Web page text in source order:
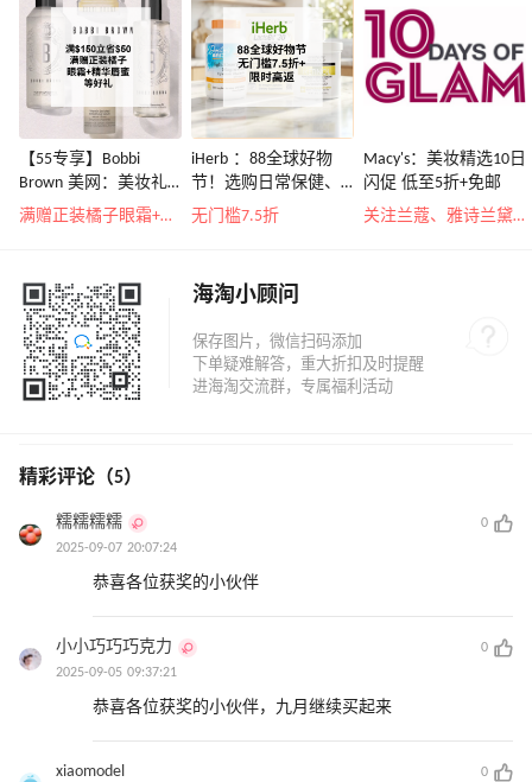
【55专享】Bobbi
Brown 美网：美妆礼
遇！满$150立省$50
满赠正装橘子眼霜+精华唇蜜等好礼
iHerb ：88全球好物
节！选购日常保健、
健身补剂、护肤洗护
无门槛7.5折
Macy's：美妆精选10日
闪促 低至5折+免邮
关注兰蔻、雅诗兰黛等 每日更新
海淘小顾问
精彩评论（5）
糯糯糯糯
0
2025-09-07 20:07:24
恭喜各位获奖的小伙伴
小小巧巧巧克力
0
2025-09-05 09:37:21
恭喜各位获奖的小伙伴，九月继续买起来
xiaomodel
0